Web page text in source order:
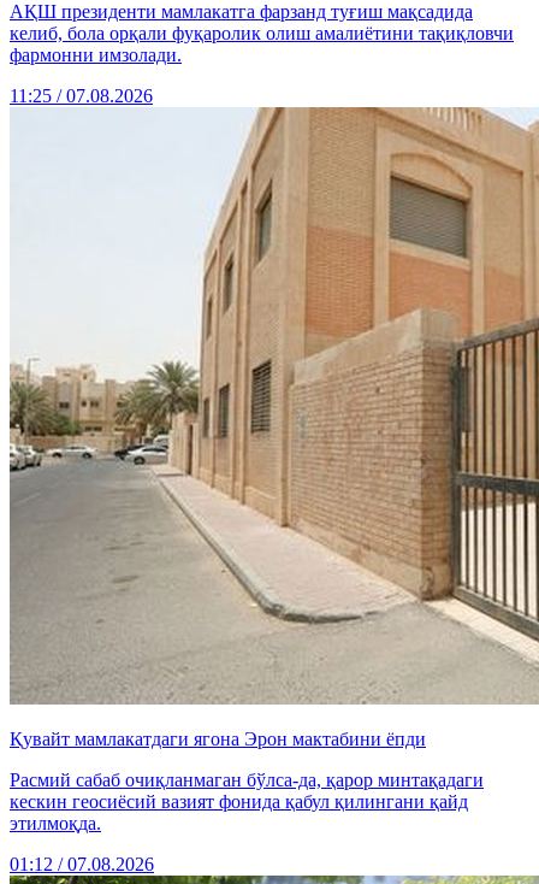
АҚШ президенти мамлакатга фарзанд туғиш мақсадида
келиб, бола орқали фуқаролик олиш амалиётини тақиқловчи
фармонни имзолади.
11:25 / 07.08.2026
Қувайт мамлакатдаги ягона Эрон мактабини ёпди
Расмий сабаб очиқланмаган бўлса-да, қарор минтақадаги
кескин геосиёсий вазият фонида қабул қилингани қайд
этилмоқда.
01:12 / 07.08.2026